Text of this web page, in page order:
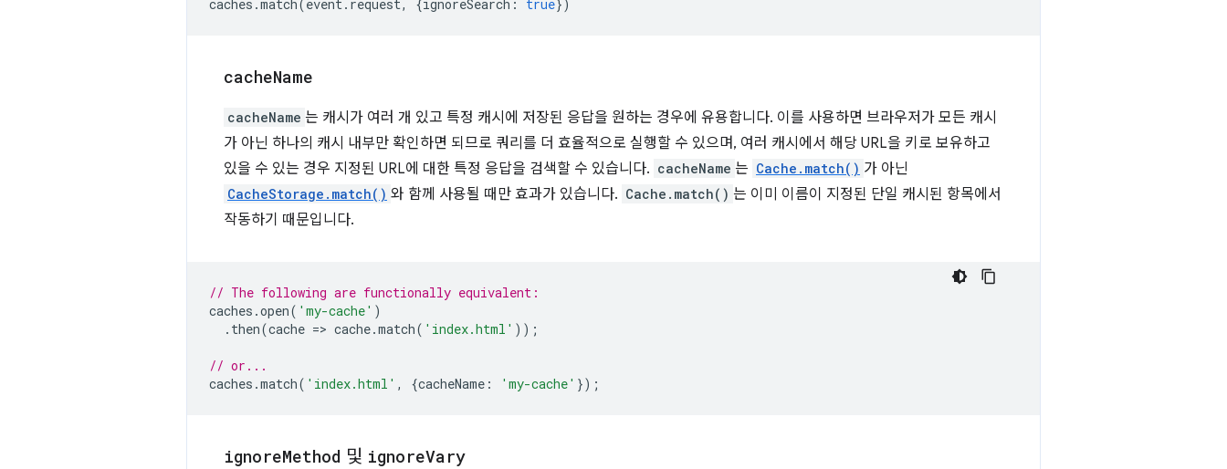
caches .match(event. request, {ignoreSearch : true})
cacheName
cacheName 는 캐시가 여러 개 있고 특정 캐시에 저장된 응답을 원하는 경우에 유용합니다. 이를 사용하면 브라우저가 모든 캐시
가 아닌 하나의 캐시 내부만 확인하면 되므로 쿼리를 더 효율적으로 실행할 수 있으며, 여러 캐시에서 해당 URL을 키로 보유하고
있을 수 있는 경우 지정된 URL에 대한 특정 응답을 검색할 수 있습니다. cacheName 는 Cache.match() 가 아닌
CacheStorage.match() 와 함께 사용될 때만 효과가 있습니다. Cache.match() 는 이미 이름이 지정된 단일 캐시된 항목에서
작동하기 때문입니다.
// The following are functionally equivalent:
caches .open( 'my-cache' )
. then(cache => cache.match( 'index.html' ));
// or...
caches .match( 'index.html' , {cacheName : 'my-cache' });
ignoreMethod 및 ignoreVary